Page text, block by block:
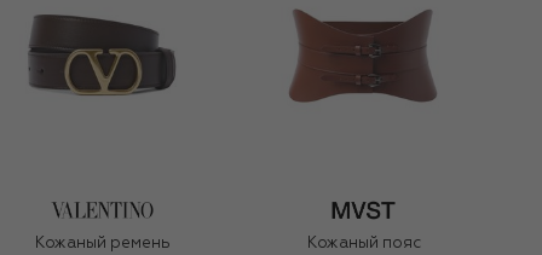
Кожаный ремень
Кожаный пояс